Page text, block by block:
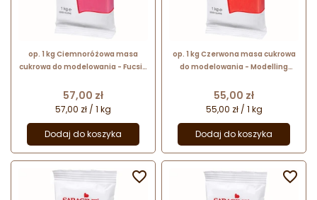
op. 1 kg Ciemnoróżowa masa
cukrowa do modelowania - Fucsia
mocna i elastyczna
Cena
57,00 zł
57,00 zł / 1 kg
Dodaj do koszyka
op. 1 kg Czerwona masa cukrowa
do modelowania - Modelling
elastyczna
Cena
55,00 zł
55,00 zł / 1 kg
Dodaj do koszyka
 